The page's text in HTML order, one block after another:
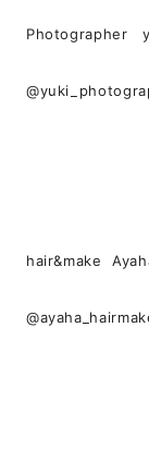
Photographer
hair&make